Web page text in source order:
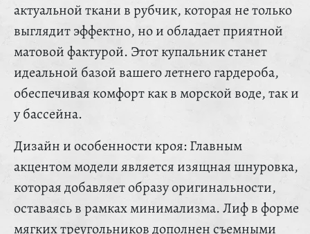
актуальной ткани в рубчик, которая не только
выглядит эффектно, но и обладает приятной
матовой фактурой. Этот купальник станет
идеальной базой вашего летнего гардероба,
обеспечивая комфорт как в морской воде, так и
у бассейна.
Дизайн и особенности кроя: Главным
акцентом модели является изящная шнуровка,
которая добавляет образу оригинальности,
оставаясь в рамках минимализма. Лиф в форме
мягких треугольников дополнен съемными